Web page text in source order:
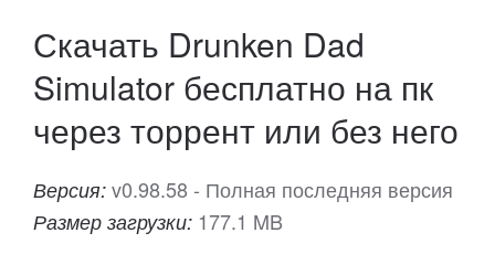
Скачать Drunken Dad
Simulator бесплатно на пк
через торрент или без него
Версия: v0.98.58 - Полная последняя версия
Размер загрузки: 177.1 MB